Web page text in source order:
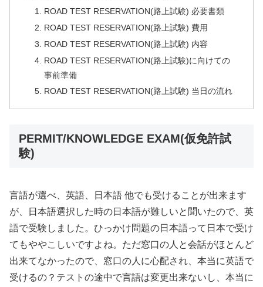
ROAD TEST RESERVATION(路上試験) 必要書類
ROAD TEST RESERVATION(路上試験) 費用
ROAD TEST RESERVATION(路上試験) 内容
ROAD TEST RESERVATION(路上試験)に向けての
事前準備
ROAD TEST RESERVATION(路上試験) 当日の流れ
PERMIT/KNOWLEDGE EXAM(仮免許試
験)
言語が選べ、英語、日本語 他でも受けることが出来ます
が、日本語選択した時の日本語が難しいと聞いたので、英
語で受験しました。ひっかけ問題の日本語って日本で受け
てもややこしいですよね。ただ窓口の人と会話がほとんど
出来てなかったので、窓口の人に心配され、本当に英語で
受けるの？テストの途中で言語は変更出来ないし、本当に